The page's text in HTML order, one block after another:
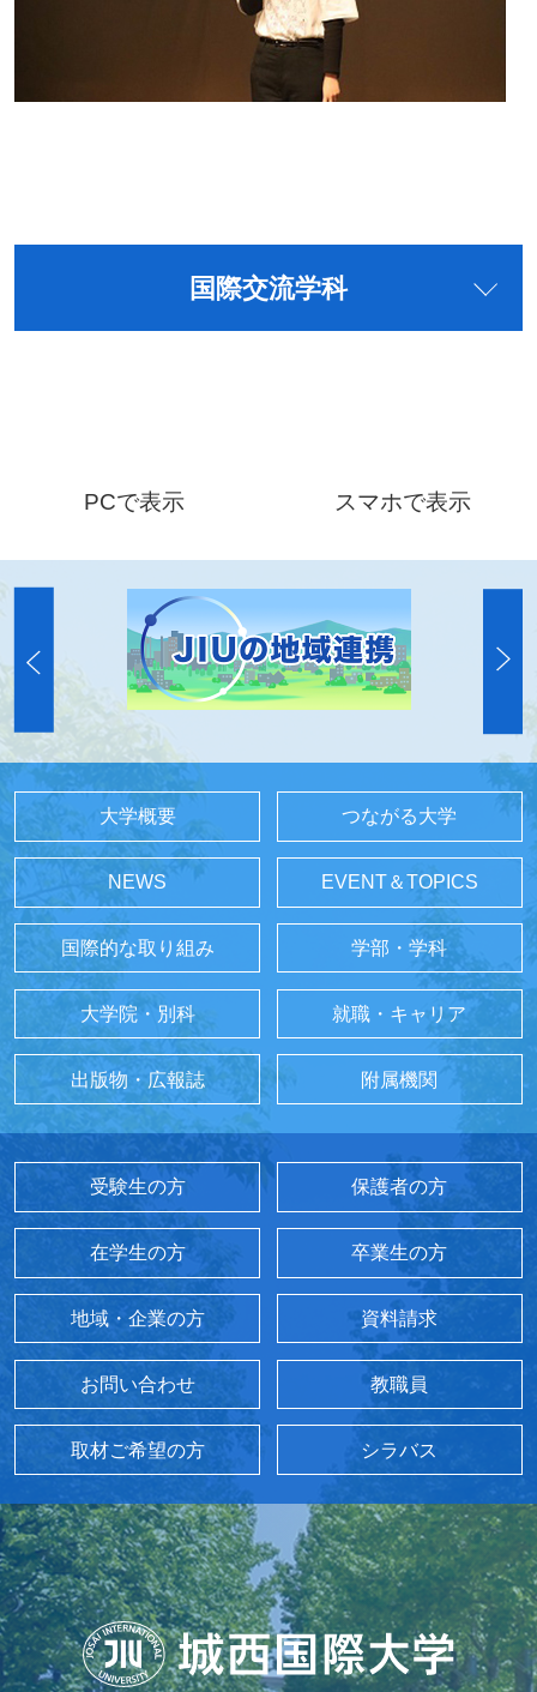
国際交流学科
PCで表示 スマホで表示
大学概要 つながる大学
NEWS EVENT＆TOPICS
国際的な取り組み 学部・学科
大学院・別科 就職・キャリア
出版物・広報誌 附属機関
受験生の方 保護者の方
在学生の方 卒業生の方
地域・企業の方 資料請求
お問い合わせ 教職員
取材ご希望の方 シラバス